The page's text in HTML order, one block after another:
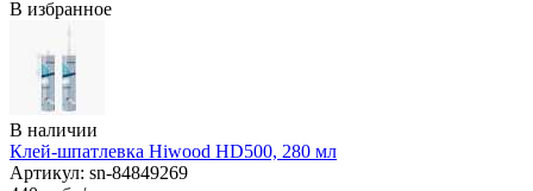
В избранное
В наличии
Клей-шпатлевка Hiwood HD500, 280 мл
Артикул: sn-84849269